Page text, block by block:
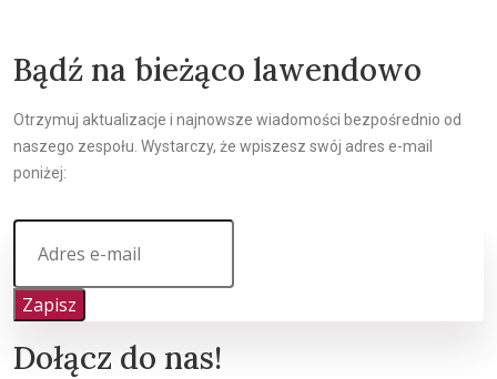
Bądź na bieżąco lawendowo
Otrzymuj aktualizacje i najnowsze wiadomości bezpośrednio od
naszego zespołu. Wystarczy, że wpiszesz swój adres e-mail
poniżej:
Zapisz
Dołącz do nas!